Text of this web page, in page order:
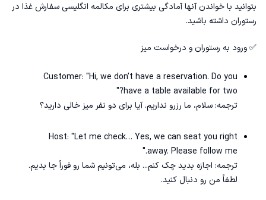
بتوانید با خواندن آنها آمادگی بیشتری برای مکالمه انگلیسی سفارش غذا در
رستوران داشته باشید.
✅ ورود به رستوران و درخواست میز
Customer: "Hi, we don’t have a reservation. Do you
have a table available for two?"
ترجمه: سلام، ما رزرو نداریم. آیا برای دو نفر میز خالی دارید؟
Host: "Let me check… Yes, we can seat you right
away. Please follow me."
ترجمه: اجازه بدید چک کنم... بله، می‌تونیم شما رو فوراً جا بدیم.
لطفاً من رو دنبال کنید.